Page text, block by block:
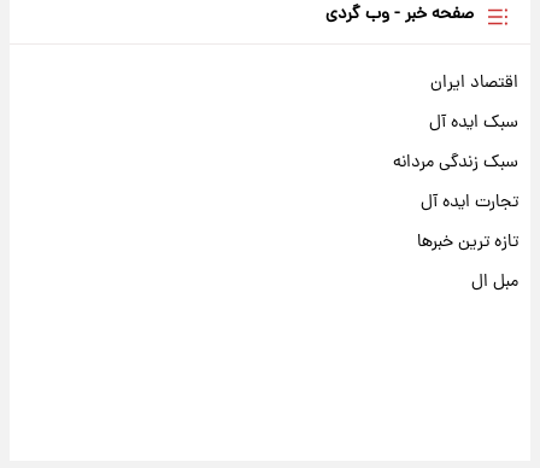
صفحه خبر - وب گردی
اقتصاد ایران
سبک ایده آل
سبک زندگی مردانه
تجارت ایده آل
تازه ترین خبرها
مبل ال